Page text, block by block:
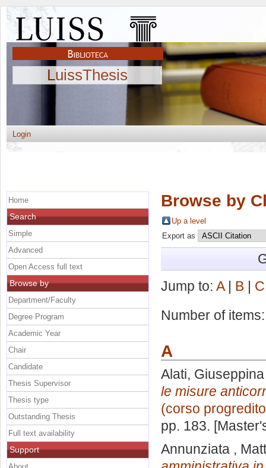
LuissThesis
Login
Browse by
Up a level
Export as
Jump to: A| B C
Number of
A
Alati, Giuseppina
le misure
(corso
pp. 183.
Annunziata ,
Home
Search
Simple
Advanced
Open Access full text
Browse by
Department/Faculty
Degree Program
Academic Year
Chair
Candidate
Thesis Supervisor
Thesis type
Outstanding Thesis
Full text availability
Support